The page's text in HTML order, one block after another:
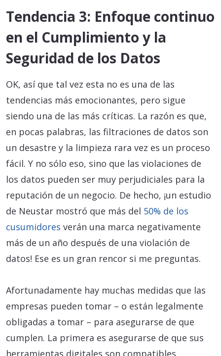
Tendencia 3: Enfoque continuo
en el Cumplimiento y la
Seguridad de los Datos
OK, así que tal vez esta no es una de las
tendencias más emocionantes, pero sigue
siendo una de las más críticas. La razón es que,
en pocas palabras, las filtraciones de datos son
un desastre y la limpieza rara vez es un proceso
fácil. Y no sólo eso, sino que las violaciones de
los datos pueden ser muy perjudiciales para la
reputación de un negocio. De hecho, ¡un estudio
de Neustar mostró que más del 50% de los
cusumidores verán una marca negativamente
más de un año después de una violación de
datos! Ese es un gran rencor si me preguntas.
Afortunadamente hay muchas medidas que las
empresas pueden tomar – o están legalmente
obligadas a tomar – para asegurarse de que
cumplen. La primera es asegurarse de que sus
herramientas digitales son compatibles.